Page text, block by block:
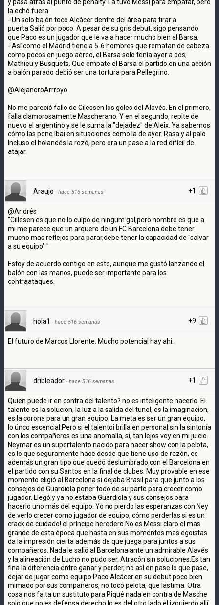
y pasa atrás al punto de penalty. La tuvo Messi para empatar, pero
la echó fuera.
- Un solo balón tocó Alcácer dentro del área para tirar a
puerta.Salió por poco. A pesar de su gris debut, sigo pensando
que Paco es un jugador que le va a hacer mucho bien al Barsa.
- Así como el Madrid tiene a 5-6 hombres que rematan de cabeza
como pocos en juego aéreo, el Barsa solo tenía ayer a dos;
Mathieu y Busquets. Que empate el Barsa el partido en una acción
a balón parado debió ser una tortura para Pellegrino.
@AlejandroArrroyo
No me pareció fallo de Cilessen los goles del Alavés. En el primero,
falla clamorosamente Mascherano. Y en el segundo, repite de
nuevo el argentino y se le suma la "dejadez" de Aleix. Ya sabemos
cómo las pone Ibai en situaciones como la de ayer. Rasa y al palo.
Incluso el holandés la rozó, pero era un pase a la red difícil de
atajar.
+1
Araujo · hace 516 semanas
@Andrés
"Cillesen es que no lo culpo de ningum gol,pero hombre es que a
mi me parece que un arquero de un FC Barcelona debe tener
mucho mas reflejos para parar,debe tener la capacidad de "salvar
a su equipo" "
Estoy de acuerdo contigo en esto, aunque me gustó lanzando el
balón con las manos, puede ser importante para los
contraataques.
+9
hola1 · hace 516 semanas
El futuro de Marcos Llorente. Mucho potencial hay ahi.
+1
dribleador · hace 516 semanas
Quien puede ir en contra del talento? no es inteligente hacerlo. El
talento es la solucion, la luz a la salida del tunel, es la imaginacion,
es la corona para un gran equipo. La meta es ser un gran equipo,
lo únco escencial.Pero si el talentoi brilla en personal sin la sintonía
con los compañeros es una anomalía, si, tan lejos voy en mi juicio.
Neymar es un supertalento nacido para hacer show con la pelota,
es lo que seguramente hace desde que tiene uso de razón, es
además un gran tipo que quedó deslumbrado con el Barcelona en
el partido con su Santos en la final de clubes. Muy provable en ese
momento eligió al Barcelona si dejaba Brasil para que junto a los
consejos de Guardiola poner todo de su parte para crecer como
jugador. Llegó y ya no estaba Guardiola y sus consejos para
hacerlo uno más del equipo. Yo no pierdo las esperanzas con Ney
de verlo crecer como jugador de equipo, cómo perderlas si es un
crack de cuidado! el príncipe heredero.No es Messi claro el mas
grande de esta época que hasta en sus momentos mas egoistas
da la impresión cierta además de que juega para juntos a sus
compañeros. Nada le salió al Barcelona ante un admirable Alavés
y la alineación de Lucho no pudo ser. Atracón sin soluciones.Es tan
fina la diferencia entre ganar y perder, no así en pase lo que pase,
dejar de jugar como equipo.Paco Alcácer en su debut poco bien
mimado por sus compañeros, no tocó pelota, que lástima. Otra
cosa nos falta un sustituto para Piqué nada en contra de Masche
solo que no es defensa derecho lo es del otro lado el izquierdo allí